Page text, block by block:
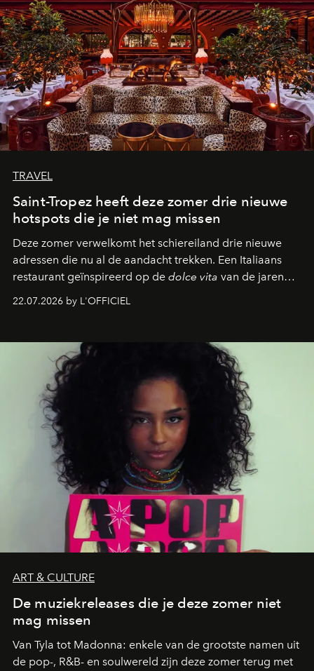
TRAVEL
Saint-Tropez heeft deze zomer drie nieuwe
hotspots die je niet mag missen
Deze zomer verwelkomt het schiereiland drie nieuwe
adressen die nu al de aandacht trekken. Een Italiaans
restaurant geïnspireerd op de dolce vita van de jaren
zestig, een Japanse hotspot die na zonsondergang
verandert in een bruisende ontmoetingsplek en de
neerstrijkt in Saint-Tropez. Dit zijn de nieuwe adressen
die deze zomer de toon zetten, van lange lunches tot
zwoele nachten.
22.07.2026 by L'OFFICIEL
ART & CULTURE
De muziekreleases die je deze zomer niet
mag missen
Van Tyla tot Madonna: enkele van de grootste namen uit
de pop-, R&B- en soulwereld zijn deze zomer terug met